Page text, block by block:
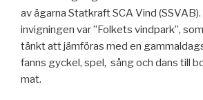
av ägarna Statkraft SCA Vind
invigningen var ”Folkets vindpark”,
tänkt att jämföras med en
fanns gyckel, spel, sång och dans till
mat.